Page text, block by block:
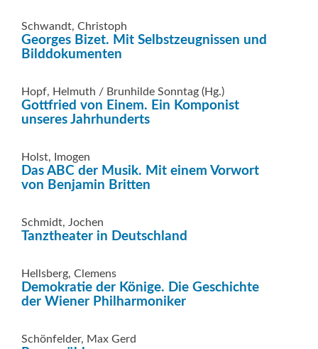
Schwandt, Christoph
Georges Bizet. Mit Selbstzeugnissen und
Bilddokumenten
Hopf, Helmuth / Brunhilde Sonntag (Hg.)
Gottfried von Einem. Ein Komponist
unseres Jahrhunderts
Holst, Imogen
Das ABC der Musik. Mit einem Vorwort
von Benjamin Britten
Schmidt, Jochen
Tanztheater in Deutschland
Hellsberg, Clemens
Demokratie der Könige. Die Geschichte
der Wiener Philharmoniker
Schönfelder, Max Gerd